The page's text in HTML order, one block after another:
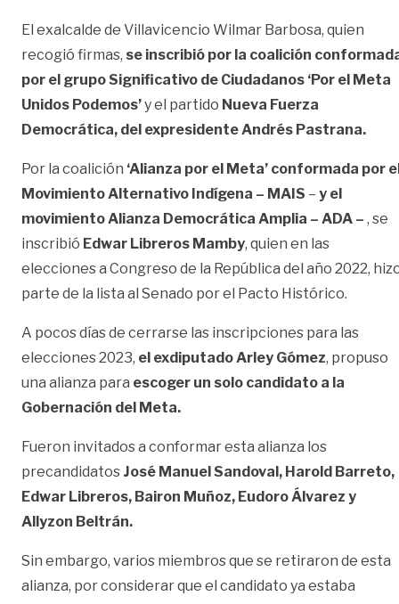
El exalcalde de Villavicencio Wilmar Barbosa, quien
recogió firmas, se inscribió por la coalición
por el grupo Significativo de Ciudadanos ‘Por el Meta
Unidos Podemos’y el partido Nueva Fuerza
Democrática, del expresidente Andrés Pastrana.
Por la coalición ‘Alianza por el Meta’ conformada por
Movimiento Alternativo Indígena – MAIS – y el
movimiento Alianza Democrática Amplia – ADA – , se
inscribió Edwar Libreros Mamby, quien en las
elecciones a Congreso de la República del año 2022,
parte de la lista al Senado por el Pacto Histórico.
A pocos días de cerrarse las inscripciones para las
elecciones 2023, el exdiputado Arley Gómez, propuso
una alianza para escoger un solo candidato a la
Gobernación del Meta.
Fueron invitados a conformar esta alianza los
precandidatos José Manuel Sandoval, Harold Barreto,
Edwar Libreros, Bairon Muñoz, Eudoro Álvarez y
Allyzon Beltrán.
Sin embargo, varios miembros que se retiraron de esta
alianza, por considerar que el candidato ya estaba